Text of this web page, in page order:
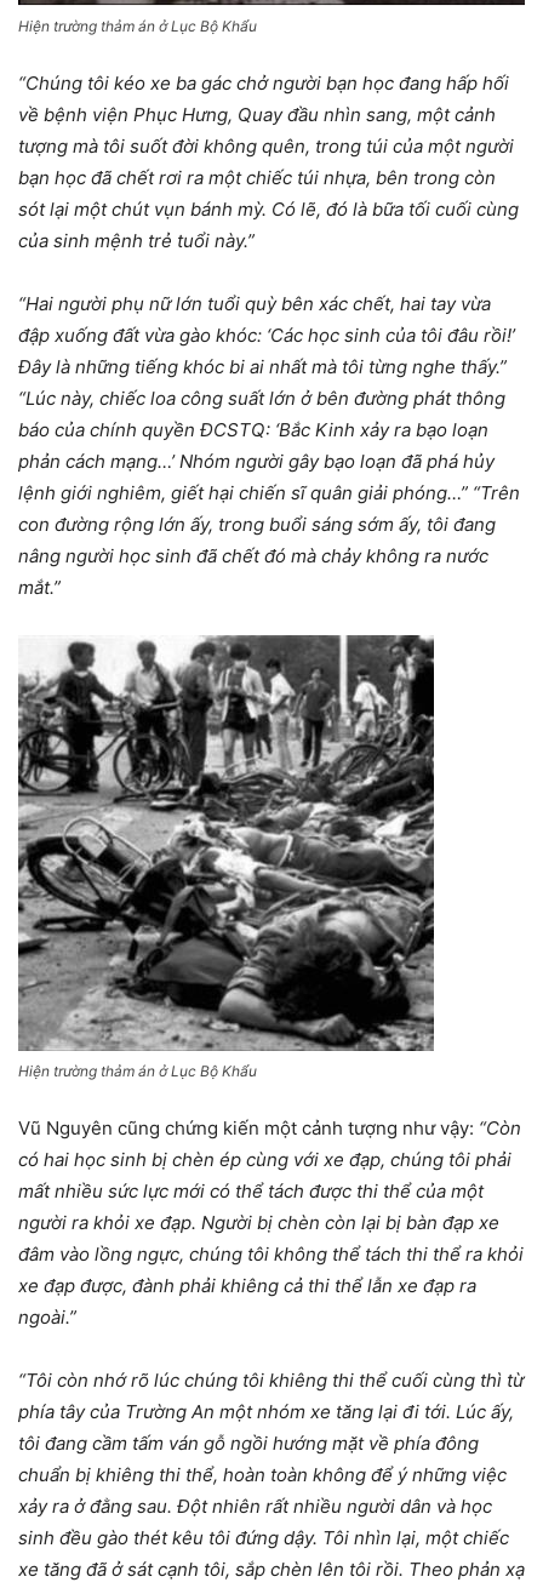
Hiện trường thảm án ở Lục Bộ Khẩu
“Chúng tôi kéo xe ba gác chở người bạn học đang hấp hối
về bệnh viện Phục Hưng, Quay đầu nhìn sang, một cảnh
tượng mà tôi suốt đời không quên, trong túi của một người
bạn học đã chết rơi ra một chiếc túi nhựa, bên trong còn
sót lại một chút vụn bánh mỳ. Có lẽ, đó là bữa tối cuối cùng
của sinh mệnh trẻ tuổi này.”
“Hai người phụ nữ lớn tuổi quỳ bên xác chết, hai tay vừa
đập xuống đất vừa gào khóc: ‘Các học sinh của tôi đâu rồi!’
Đây là những tiếng khóc bi ai nhất mà tôi từng nghe thấy.”
“Lúc này, chiếc loa công suất lớn ở bên đường phát thông
báo của chính quyền ĐCSTQ: ‘Bắc Kinh xảy ra bạo loạn
phản cách mạng…’ Nhóm người gây bạo loạn đã phá hủy
lệnh giới nghiêm, giết hại chiến sĩ quân giải phóng…” “Trên
con đường rộng lớn ấy, trong buổi sáng sớm ấy, tôi đang
nâng người học sinh đã chết đó mà chảy không ra nước
mắt.”
Hiện trường thảm án ở Lục Bộ Khẩu
Vũ Nguyên cũng chứng kiến một cảnh tượng như vậy: “Còn
có hai học sinh bị chèn ép cùng với xe đạp, chúng tôi phải
mất nhiều sức lực mới có thể tách được thi thể của một
người ra khỏi xe đạp. Người bị chèn còn lại bị bàn đạp xe
đâm vào lồng ngực, chúng tôi không thể tách thi thể ra khỏi
xe đạp được, đành phải khiêng cả thi thể lẫn xe đạp ra
ngoài.”
“Tôi còn nhớ rõ lúc chúng tôi khiêng thi thể cuối cùng thì từ
phía tây của Trường An một nhóm xe tăng lại đi tới. Lúc ấy,
tôi đang cầm tấm ván gỗ ngồi hướng mặt về phía đông
chuẩn bị khiêng thi thể, hoàn toàn không để ý những việc
xảy ra ở đằng sau. Đột nhiên rất nhiều người dân và học
sinh đều gào thét kêu tôi đứng dậy. Tôi nhìn lại, một chiếc
xe tăng đã ở sát cạnh tôi, sắp chèn lên tôi rồi. Theo phản xạ